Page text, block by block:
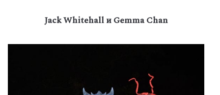
Jack Whitehall и Gemma Chan